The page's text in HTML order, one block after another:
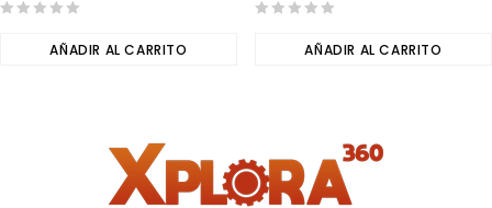
AÑADIR AL CARRITO AÑADIR AL CARRITO